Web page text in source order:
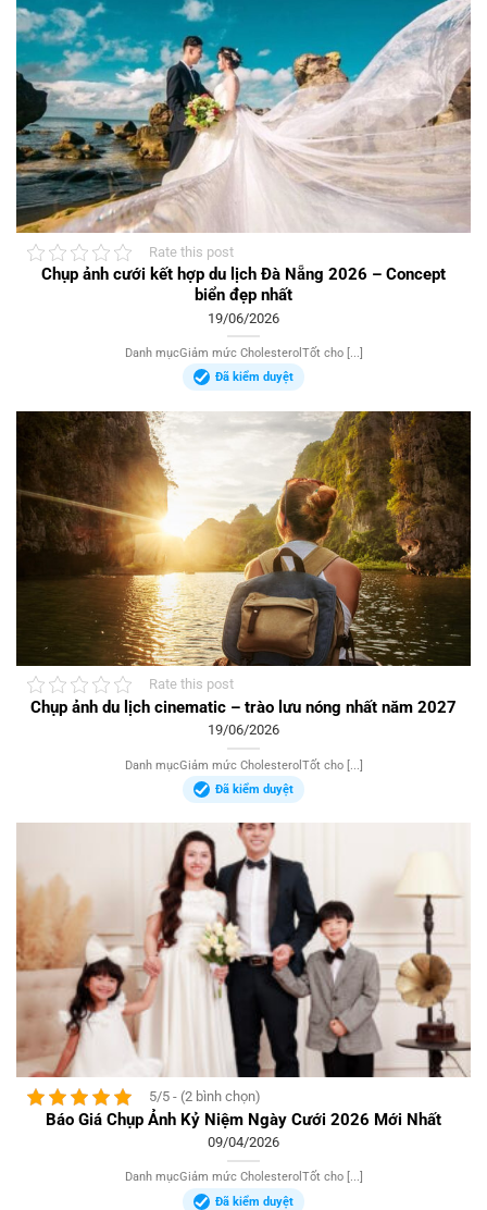
Rate this post
Chụp ảnh cưới kết hợp du lịch Đà Nẵng 2026 – Concept
biển đẹp nhất
19/06/2026
Danh mụcGiảm mức CholesterolTốt cho [...]
Đã kiểm duyệt
Rate this post
Chụp ảnh du lịch cinematic – trào lưu nóng nhất năm 2027
19/06/2026
Danh mụcGiảm mức CholesterolTốt cho [...]
Đã kiểm duyệt
5/5 - (2 bình chọn)
Báo Giá Chụp Ảnh Kỷ Niệm Ngày Cưới 2026 Mới Nhất
09/04/2026
Danh mụcGiảm mức CholesterolTốt cho [...]
Đã kiểm duyệt